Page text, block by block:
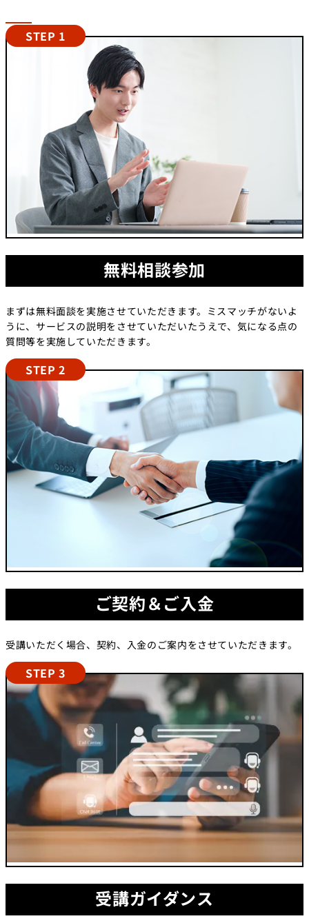
STEP 1
無料相談参加
まずは無料面談を実施させていただきます。ミスマッチがないよ
うに、サービスの説明をさせていただいたうえで、気になる点の
質問等を実施していただきます。
STEP 2
ご契約＆ご入金
受講いただく場合、契約、入金のご案内をさせていただきます。
STEP 3
受講ガイダンス